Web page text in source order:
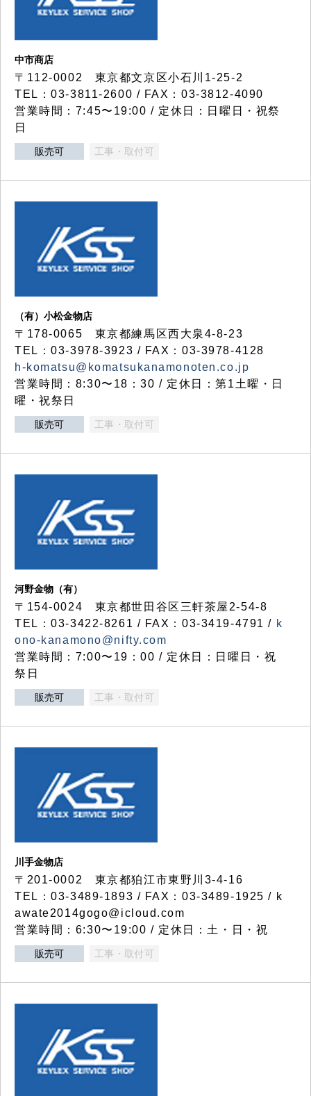
中市商店
〒112-0002 東京都文京区小石川1-25-2
TEL：03-3811-2600 / FAX：03-3812-4090
営業時間：7:45〜19:00 / 定休日：日曜日・祝祭
日
販売可 工事・取付可
（有）小松金物店
〒178-0065 東京都練馬区西大泉4-8-23
TEL：03-3978-3923 / FAX：03-3978-4128
h-komatsu@komatsukanamonoten.co.jp
営業時間：8:30〜18：30 / 定休日：第1土曜・日
曜・祝祭日
販売可 工事・取付可
河野金物（有）
〒154-0024 東京都世田谷区三軒茶屋2-54-8
TEL：03-3422-8261 / FAX：03-3419-4791 / k
ono-kanamono@nifty.com
営業時間：7:00〜19：00 / 定休日：日曜日・祝
祭日
販売可 工事・取付可
川手金物店
〒201-0002 東京都狛江市東野川3-4-16
TEL：03-3489-1893 / FAX：03-3489-1925 / k
awate2014gogo@icloud.com
営業時間：6:30〜19:00 / 定休日：土・日・祝
販売可 工事・取付可